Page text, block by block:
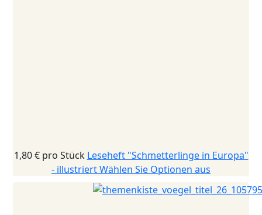
1,80 € pro Stück Leseheft "Schmetterlinge in Europa"
- illustriertWählen Sie Optionen aus